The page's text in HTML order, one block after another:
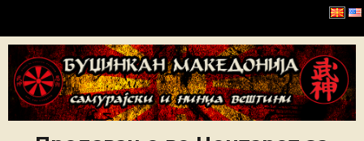
Буџинкан Македонија